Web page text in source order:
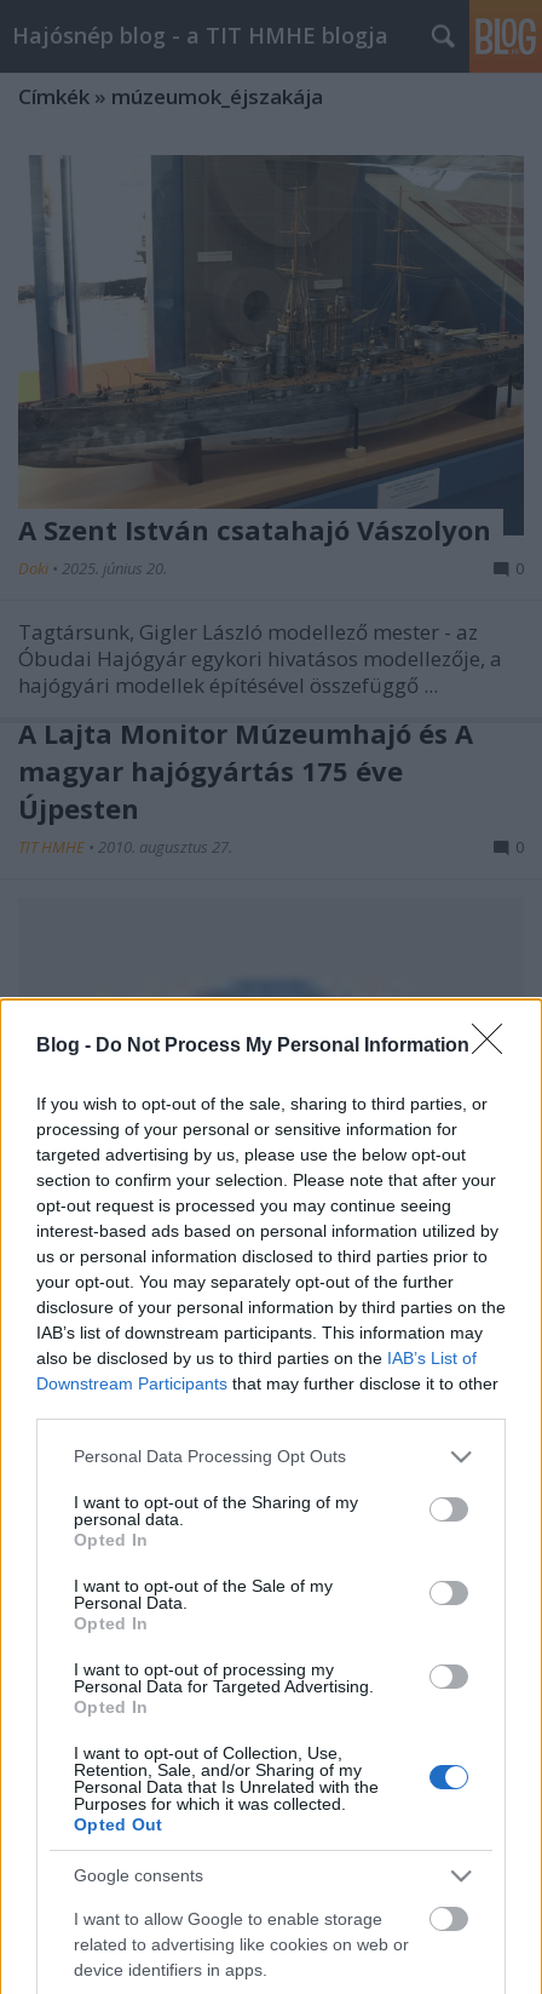
Blog - Do Not Process My Personal Information
If you wish to opt-out of the sale, sharing to third parties, or
processing of your personal or sensitive information for
targeted advertising by us, please use the below opt-out
section to confirm your selection. Please note that after your
opt-out request is processed you may continue seeing
interest-based ads based on personal information utilized by
us or personal information disclosed to third parties prior to
your opt-out. You may separately opt-out of the further
disclosure of your personal information by third parties on the
IAB’s list of downstream participants. This information may
also be disclosed by us to third parties on the IAB’s List of
Downstream Participants that may further disclose it to other
Please note that this website/app uses one or more Google
not limited to your visit or usage behaviour. You may click to
grant or deny consent to Google and its third-party tags to
use your data for below specified purposes in below Google
consent section.
Personal Data Processing Opt Outs
I want to opt-out of the Sharing of my
personal data.
Opted In
I want to opt-out of the Sale of my
Personal Data.
Opted In
I want to opt-out of processing my
Personal Data for Targeted Advertising.
Opted In
I want to opt-out of Collection, Use,
Retention, Sale, and/or Sharing of my
Personal Data that Is Unrelated with the
Purposes for which it was collected.
Opted Out
Google consents
I want to allow Google to enable storage
related to advertising like cookies on web or
device identifiers in apps.
Hajósnép blog - a TIT HMHE blogja
Címkék » múzeumok_éjszakája
A Szent István csatahajó Vászolyon
Doki • 2025. június 20. 0
Tagtársunk, Gigler László modellező mester - az
Óbudai Hajógyár egykori hivatásos modellezője, a
hajógyári modellek építésével összefüggő ...
A Lajta Monitor Múzeumhajó és A
magyar hajógyártás 175 éve
Újpesten
TIT HMHE • 2010. augusztus 27. 0
A Lajta Monitor Múzeumhajó, azaz a Leitha Újpestre
hajózott, ahol három hétig várja a látogatókat. Így
ha valaki az augusztus 20-a utáni rövid ...
A 175 éves magyar hajógyártásra
emlékeztünk
TIT HMHE•2010. július 06.